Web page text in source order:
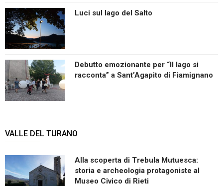
Luci sul lago del Salto
Debutto emozionante per “Il lago si
racconta” a Sant’Agapito di Fiamignano
VALLE DEL TURANO
Alla scoperta di Trebula Mutuesca:
storia e archeologia protagoniste al
Museo Civico di Rieti